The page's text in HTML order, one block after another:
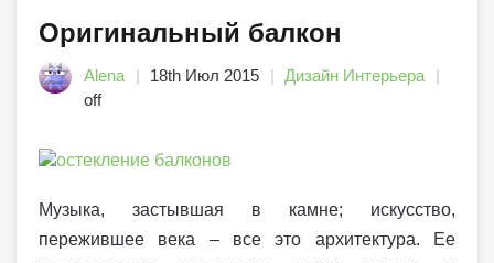
Оригинальный балкон
Alena 18th Июл 2015
Дизайн Интерьера
off
Музыка, застывшая в камне; искусство,
пережившее века – все это архитектура. Ее